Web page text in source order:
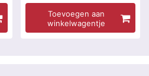
Toevoegen aan
winkelwagentje